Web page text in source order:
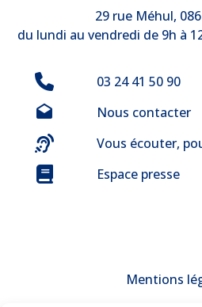
29 rue Méhul,
du lundi au vendredi de 9h à
03 24 41 50 90
Nous contacter
Vous écouter,
Espace presse
Mentions